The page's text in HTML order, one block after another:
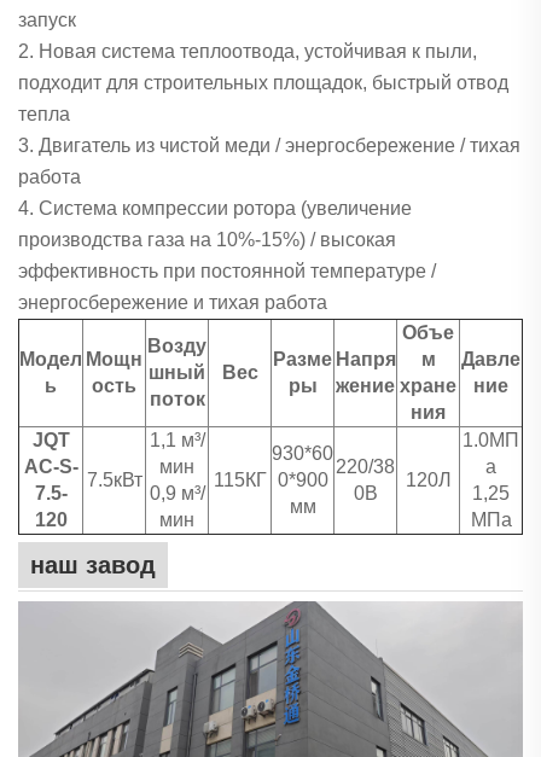
запуск
2. Новая система теплоотвода, устойчивая к пыли,
подходит для строительных площадок, быстрый отвод
тепла
3. Двигатель из чистой меди / энергосбережение / тихая
работа
4. Система компрессии ротора (увеличение
производства газа на 10%-15%) / высокая
эффективность при постоянной температуре /
энергосбережение и тихая работа
Модел
ь
Мощн
ость
Возду
шный
поток
Вес
Разме
ры
Напря
жение
Объе
м
хране
ния
Давле
ние
JQT
AC-S-
7.5-
120
7.5кВт
1,1 м³/
мин
0,9 м³/
мин
115КГ
930*60
0*900
мм
220/38
0В
120Л
1.0МП
а
1,25
МПа
наш завод